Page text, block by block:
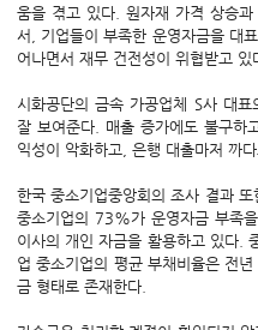
움을 겪고 있다. 원자재 가격 상승과
서, 기업들이 부족한 운영자금을 대
어나면서 재무 건전성이 위협받고 있
시화공단의 금속 가공업체 S사 대
잘 보여준다. 매출 증가에도 불구하
익성이 악화하고, 은행 대출마저 까
한국 중소기업중앙회의 조사 결과
중소기업의 73%가 운영자금 부족
이사의 개인 자금을 활용하고 있다.
업 중소기업의 평균 부채비율은 전
금 형태로 존재한다.